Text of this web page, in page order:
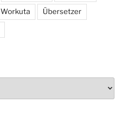
Workuta Übersetzer